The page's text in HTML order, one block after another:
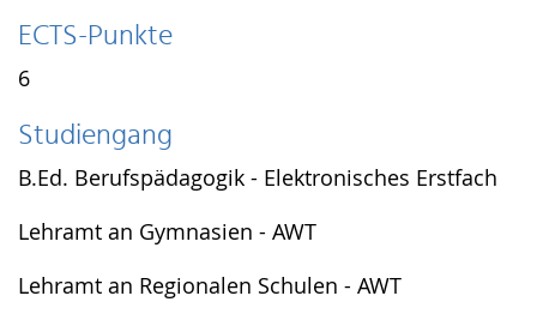
ECTS-Punkte
6
Studiengang
B.Ed. Berufspädagogik - Elektronisches Erstfach
Lehramt an Gymnasien - AWT
Lehramt an Regionalen Schulen - AWT